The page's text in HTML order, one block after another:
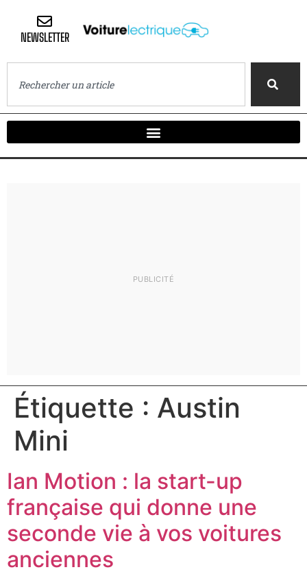
NEWSLETTER
Étiquette : Austin
Mini
Ian Motion : la start-up
française qui donne une
seconde vie à vos voitures
anciennes